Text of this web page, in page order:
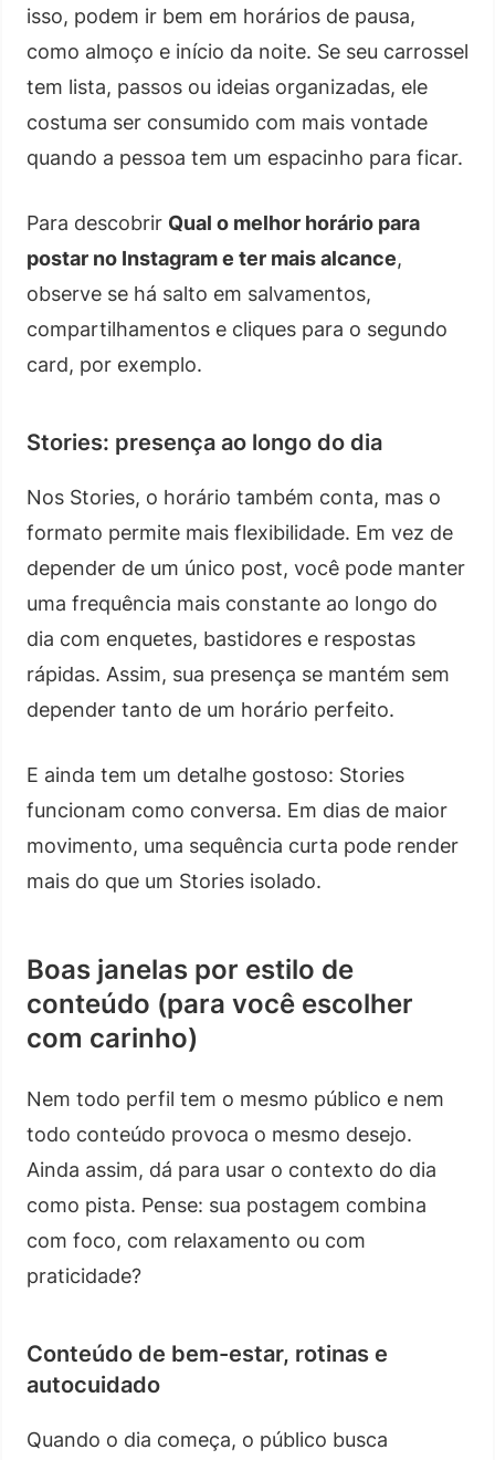
isso, podem ir bem em horários de pausa,
como almoço e início da noite. Se seu carrossel
tem lista, passos ou ideias organizadas, ele
costuma ser consumido com mais vontade
quando a pessoa tem um espacinho para ficar.
Para descobrir Qual o melhor horário para
postar no Instagram e ter mais alcance,
observe se há salto em salvamentos,
compartilhamentos e cliques para o segundo
card, por exemplo.
Stories: presença ao longo do dia
Nos Stories, o horário também conta, mas o
formato permite mais flexibilidade. Em vez de
depender de um único post, você pode manter
uma frequência mais constante ao longo do
dia com enquetes, bastidores e respostas
rápidas. Assim, sua presença se mantém sem
depender tanto de um horário perfeito.
E ainda tem um detalhe gostoso: Stories
funcionam como conversa. Em dias de maior
movimento, uma sequência curta pode render
mais do que um Stories isolado.
Boas janelas por estilo de
conteúdo (para você escolher
com carinho)
Nem todo perfil tem o mesmo público e nem
todo conteúdo provoca o mesmo desejo.
Ainda assim, dá para usar o contexto do dia
como pista. Pense: sua postagem combina
com foco, com relaxamento ou com
praticidade?
Conteúdo de bem-estar, rotinas e
autocuidado
Quando o dia começa, o público busca